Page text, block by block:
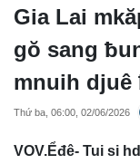
Gia Lai
gŏ sang
mnuih djuê
Thứ ba, 06:00, 02/06/2026
VOV.Ểđê- Tui si